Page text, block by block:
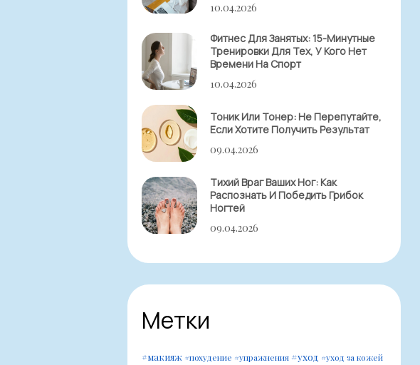
10.04.2026
Фитнес Для Занятых: 15-Минутные
Тренировки Для Тех, У Кого Нет
Времени На Спорт
10.04.2026
Тоник Или Тонер: Не Перепутайте,
Если Хотите Получить Результат
09.04.2026
Тихий Враг Ваших Ног: Как
Распознать И Победить Грибок
Ногтей
09.04.2026
Метки
#макияж #похудение #упражнения #уход #уход за кожей